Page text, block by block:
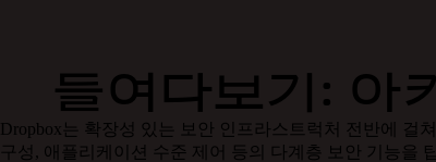
들여다보기: 아
Dropbox는 확장성 있는 보안 인프라스트럭처 전반에 걸
구성, 애플리케이션 수준 제어 등의 다계층 보안 기능을